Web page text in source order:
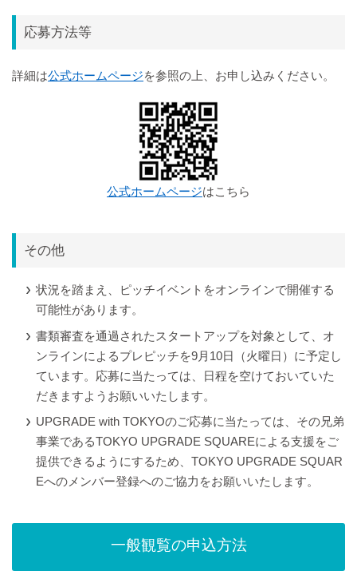
応募方法等
詳細は公式ホームページを参照の上、お申し込みください。
公式ホームページはこちら
その他
状況を踏まえ、ピッチイベントをオンラインで開催する
可能性があります。
書類審査を通過されたスタートアップを対象として、オ
ンラインによるプレピッチを9月10日（火曜日）に予定し
ています。応募に当たっては、日程を空けておいていた
だきますようお願いいたします。
UPGRADE with TOKYOのご応募に当たっては、その兄弟
事業であるTOKYO UPGRADE SQUAREによる支援をご
提供できるようにするため、TOKYO UPGRADE SQUAR
Eへのメンバー登録へのご協力をお願いいたします。
一般観覧の申込方法